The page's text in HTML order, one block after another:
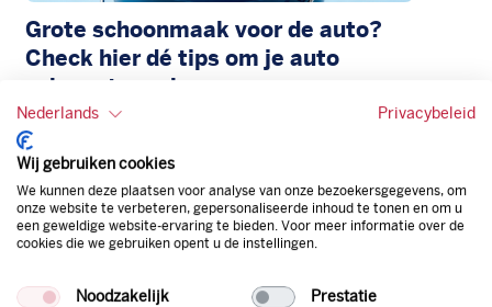
Grote schoonmaak voor de auto?
Check hier dé tips om je auto
schoon te maken
22 juli 2026
Lees meer
Nederlands Privacybeleid
Wij gebruiken cookies
We kunnen deze plaatsen voor analyse van onze bezoekersgegevens, om
onze website te verbeteren, gepersonaliseerde inhoud te tonen en om u
een geweldige website-ervaring te bieden. Voor meer informatie over de
cookies die we gebruiken opent u de instellingen.
Noodzakelijk Prestatie